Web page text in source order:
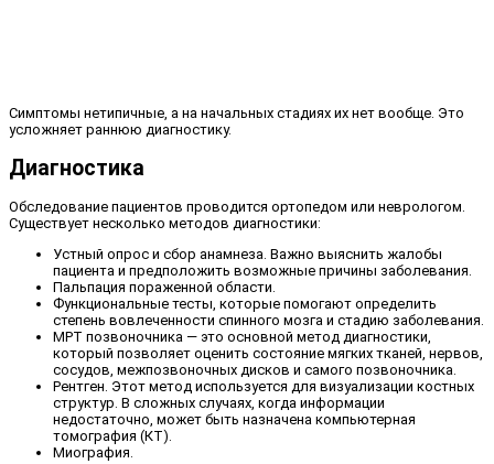
Симптомы нетипичные, а на начальных стадиях их нет вообще. Это
усложняет раннюю диагностику.
Диагностика
Обследование пациентов проводится ортопедом или неврологом.
Существует несколько методов диагностики:
Устный опрос и сбор анамнеза. Важно выяснить жалобы
пациента и предположить возможные причины заболевания.
Пальпация пораженной области.
Функциональные тесты, которые помогают определить
степень вовлеченности спинного мозга и стадию заболевания.
МРТ позвоночника — это основной метод диагностики,
который позволяет оценить состояние мягких тканей, нервов,
сосудов, межпозвоночных дисков и самого позвоночника.
Рентген. Этот метод используется для визуализации костных
структур. В сложных случаях, когда информации
недостаточно, может быть назначена компьютерная
томография (КТ).
Миография.